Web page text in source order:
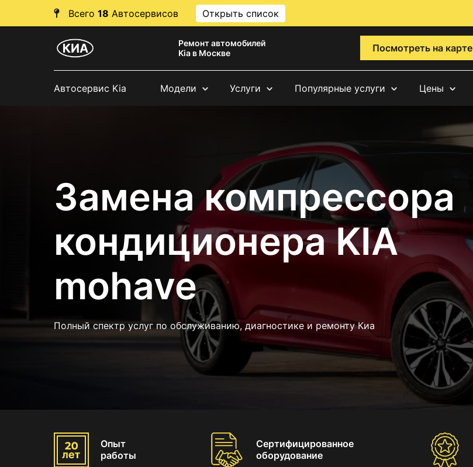
Всего 18 Автосервисов Открыть список
Ремонт автомобилей
Kia в Москве
Посмотреть на карте
Автосервис Kia Модели Услуги Популярные услуги Цены
Замена компрессора
кондиционера KIA
mohave
Полный спектр услуг по обслуживанию, диагностике и ремонту Киа
Опыт
работы
Сертифицированное
оборудование